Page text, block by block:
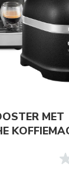
MET